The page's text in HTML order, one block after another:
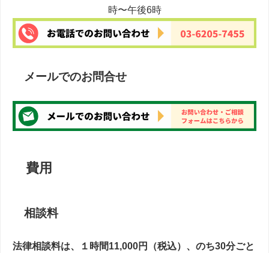
時〜午後6時
メールでのお問合せ
費用
相談料
法律相談料は、１時間11,000円（税込）、のち30分ごと